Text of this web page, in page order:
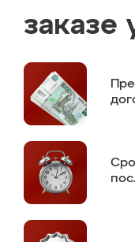
заказе